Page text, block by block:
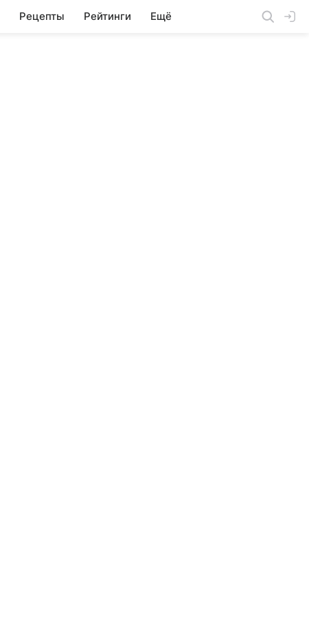
Рецепты Рейтинги Ещё